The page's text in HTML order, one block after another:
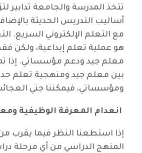
تتخذ المدرسة والجامعة تدابير
أساليب التدريس الحديثة
مع التعلم الإلكتروني السريع.
هو عملية تعلم إبداعية، ولكن
معلم جيد ودعم مؤسساتي. إذا
بين معلم جيد ومنهجية تعلم
ومؤسساتي، فيمكننا جني
انعدام المعرفة الوظيفية
إذا استطعنا النظر فيما يقرب
المنهج الدراسي من أي مرحلة